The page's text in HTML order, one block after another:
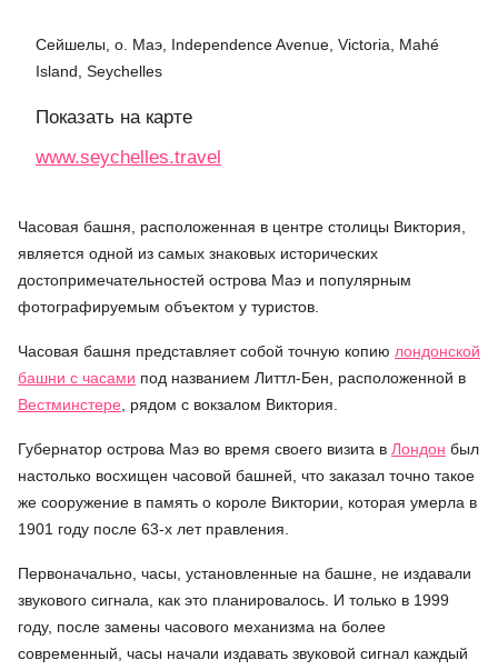
Сейшелы, о. Маэ, Independence Avenue, Victoria, Mahé
Island, Seychelles
Показать на карте
www.seychelles.travel
Часовая башня, расположенная в центре столицы Виктория,
является одной из самых знаковых исторических
достопримечательностей острова Маэ и популярным
фотографируемым объектом у туристов.
Часовая башня представляет собой точную копию лондонской
башни с часами под названием Литтл-Бен, расположенной в
Вестминстере, рядом с вокзалом Виктория.
Губернатор острова Маэ во время своего визита в Лондон был
настолько восхищен часовой башней, что заказал точно такое
же сооружение в память о короле Виктории, которая умерла в
1901 году после 63-х лет правления.
Первоначально, часы, установленные на башне, не издавали
звукового сигнала, как это планировалось. И только в 1999
году, после замены часового механизма на более
современный, часы начали издавать звуковой сигнал каждый